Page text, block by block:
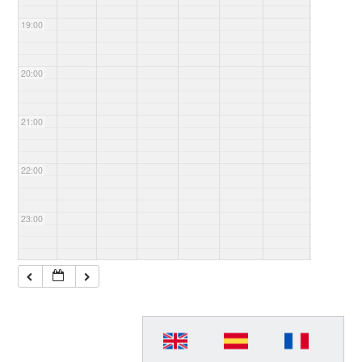
19:00
20:00
21:00
22:00
23:00